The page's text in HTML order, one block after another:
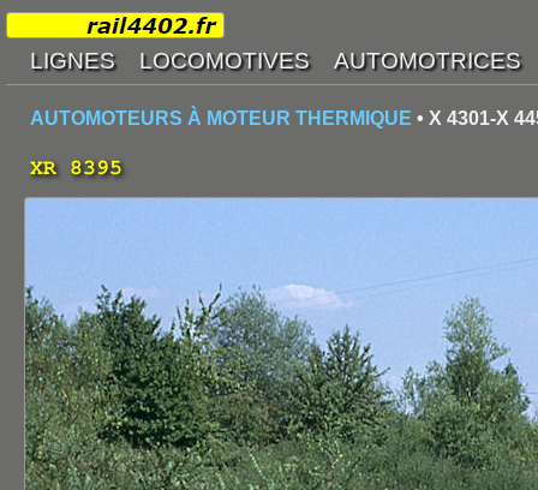
AUTOMOTEURS À MOTEUR THERMIQUE • X 4301-X
XR 8395